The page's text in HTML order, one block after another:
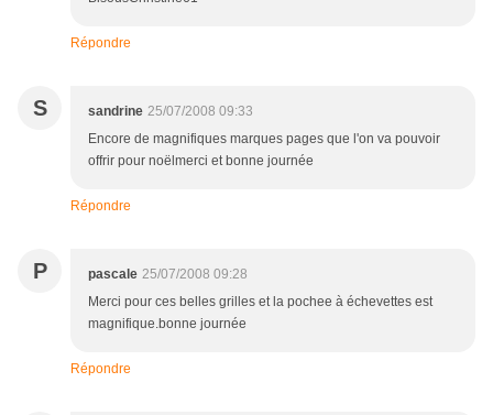
Répondre
S sandrine 25/07/2008 09:33
Encore de magnifiques marques pages que l'on va pouvoir
offrir pour noëlmerci et bonne journée
Répondre
P pascale 25/07/2008 09:28
Merci pour ces belles grilles et la pochee à échevettes est
magnifique.bonne journée
Répondre